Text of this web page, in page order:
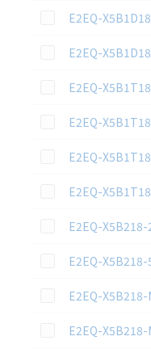
この資料を選択
E2EQ-
この資料を選択
E2EQ-
この資料を選択
E2EQ-
この資料を選択
E2EQ-
この資料を選択
E2EQ-
この資料を選択
E2EQ-
この資料を選択
E2EQ-X5B218-
この資料を選択
E2EQ-X5B218-
この資料を選択
E2EQ-X5B218-
この資料を選択
E2EQ-